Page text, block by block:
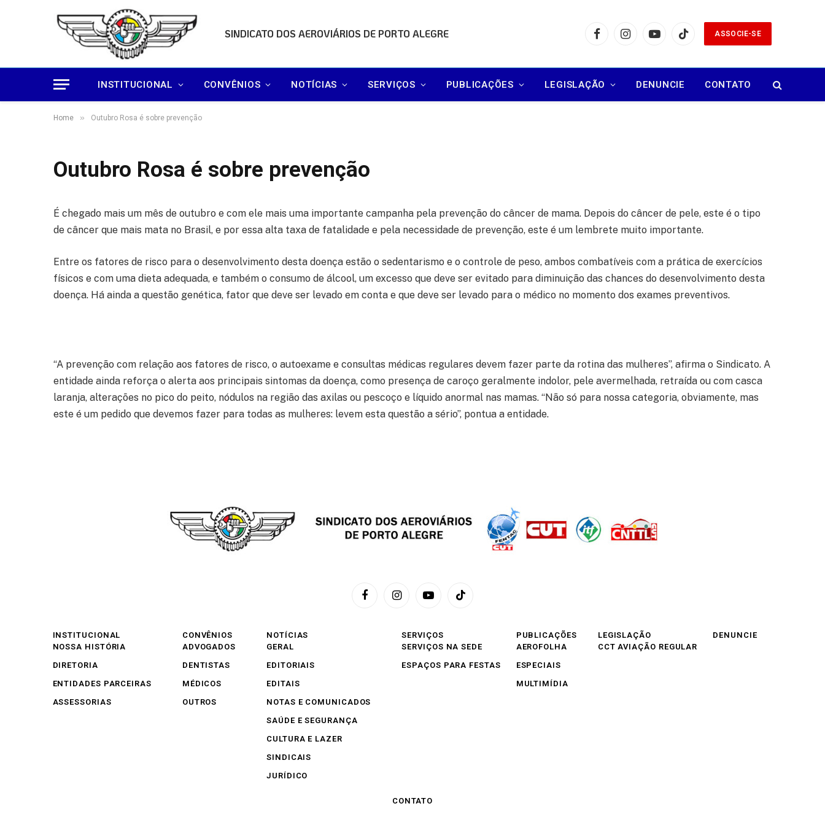
SINDICATO DOS AEROVIÁRIOS DE PORTO ALEGRE FacebookInstagramYouTubeTikTok
ASSOCIE-SE
INSTITUCIONAL CONVÊNIOS NOTÍCIAS SERVIÇOS PUBLICAÇÕES LEGISLAÇÃO DENUNCIE CONTATO
Home » Outubro Rosa é sobre prevenção
Outubro Rosa é sobre prevenção
É chegado mais um mês de outubro e com ele mais uma importante campanha pela prevenção do câncer de mama. Depois do câncer de pele, este é o tipo
de câncer que mais mata no Brasil, e por essa alta taxa de fatalidade e pela necessidade de prevenção, este é um lembrete muito importante.
Entre os fatores de risco para o desenvolvimento desta doença estão o sedentarismo e o controle de peso, ambos combatíveis com a prática de exercícios
físicos e com uma dieta adequada, e também o consumo de álcool, um excesso que deve ser evitado para diminuição das chances do desenvolvimento desta
doença. Há ainda a questão genética, fator que deve ser levado em conta e que deve ser levado para o médico no momento dos exames preventivos.
“A prevenção com relação aos fatores de risco, o autoexame e consultas médicas regulares devem fazer parte da rotina das mulheres”, afirma o Sindicato. A
entidade ainda reforça o alerta aos principais sintomas da doença, como presença de caroço geralmente indolor, pele avermelhada, retraída ou com casca
laranja, alterações no pico do peito, nódulos na região das axilas ou pescoço e líquido anormal nas mamas. “Não só para nossa categoria, obviamente, mas
este é um pedido que devemos fazer para todas as mulheres: levem esta questão a sério”, pontua a entidade.
FacebookInstagramYouTubeTikTok
INSTITUCIONAL
NOSSA HISTÓRIA
DIRETORIA
ENTIDADES PARCEIRAS
ASSESSORIAS
CONVÊNIOS
ADVOGADOS
DENTISTAS
MÉDICOS
OUTROS
NOTÍCIAS
GERAL
EDITORIAIS
EDITAIS
NOTAS E COMUNICADOS
SAÚDE E SEGURANÇA
CULTURA E LAZER
SINDICAIS
JURÍDICO
SERVIÇOS
SERVIÇOS NA SEDE
ESPAÇOS PARA FESTAS
PUBLICAÇÕES
AEROFOLHA
ESPECIAIS
MULTIMÍDIA
LEGISLAÇÃO
CCT AVIAÇÃO REGULAR
DENUNCIE
CONTATO